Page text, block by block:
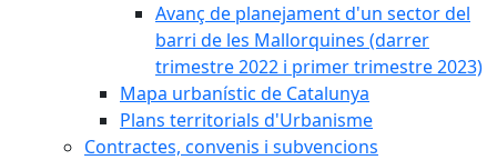
Avanç de planejament d'un sector del
barri de les Mallorquines (darrer
trimestre 2022 i primer trimestre 2023)
Mapa urbanístic de Catalunya
Plans territorials d'Urbanisme
Contractes, convenis i subvencions